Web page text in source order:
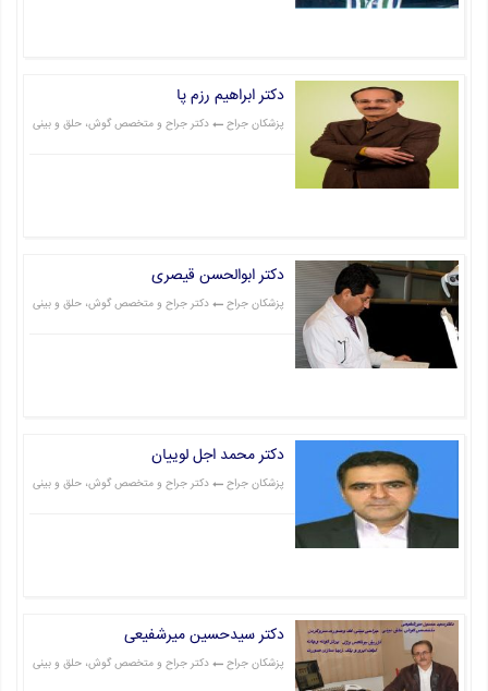
دکتر ابراهیم رزم پا
پزشکان جراح دکتر جراح و متخصص گوش، حلق و بینی
دکتر ابوالحسن قیصری
پزشکان جراح دکتر جراح و متخصص گوش، حلق و بینی
دکتر محمد اجل لوییان
پزشکان جراح دکتر جراح و متخصص گوش، حلق و بینی
دکتر سیدحسین میرشفیعی
پزشکان جراح دکتر جراح و متخصص گوش، حلق و بینی